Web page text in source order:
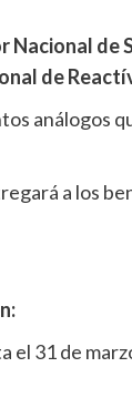
Nacional
de
análogos
a los
31 de